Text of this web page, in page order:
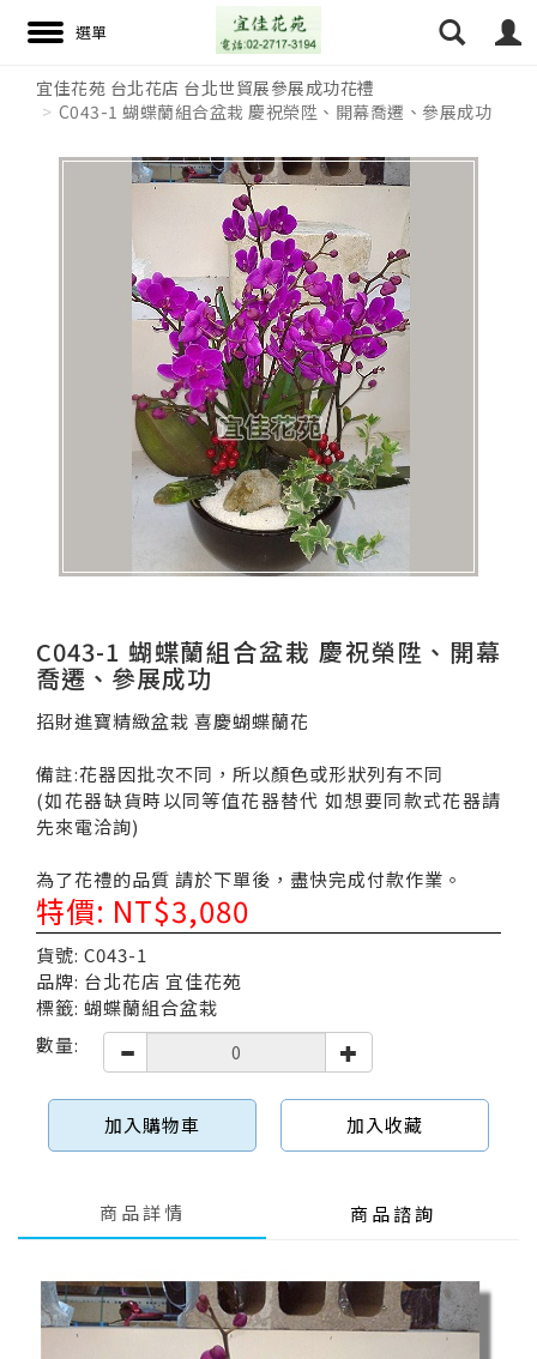
宜佳花苑 台北花店 台北世貿展參展成功花禮
C043-1 蝴蝶蘭組合盆栽 慶祝榮陞、開幕喬遷、參展成功
C043-1 蝴蝶蘭組合盆栽 慶祝榮陞、開幕
喬遷、參展成功
招財進寶精緻盆栽 喜慶蝴蝶蘭花
備註:花器因批次不同，所以顏色或形狀列有不同
(如花器缺貨時以同等值花器替代 如想要同款式花器請
先來電洽詢)
為了花禮的品質 請於下單後，盡快完成付款作業。
特價: NT$3,080
貨號: C043-1
品牌: 台北花店 宜佳花苑
標籤: 蝴蝶蘭組合盆栽
數量:
加入購物車 加入收藏
商品詳情 商品諮詢